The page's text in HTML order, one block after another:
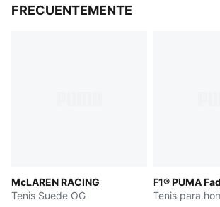
FRECUENTEMENTE
McLAREN RACING
Tenis Suede OG
F1® PUMA
Tenis para